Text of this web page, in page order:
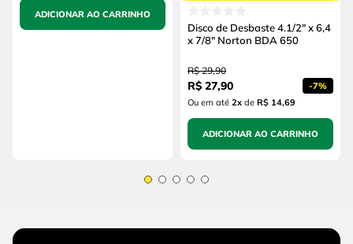
ADICIONAR AO CARRINHO
Disco de Desbaste 4.1/2" x 6,4
x 7/8" Norton BDA 650
R$ 29,90
R$ 27,90 -7%
Ou em até 2x de R$ 14,69
ADICIONAR AO CARRINHO